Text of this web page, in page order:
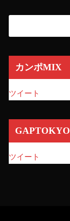
カンポMIX
ツイート
GAPTOKYO
ツイート